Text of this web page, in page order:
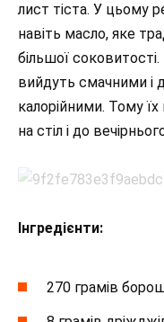
лист тіста. У цьому
навіть масло, яке
більшої
вийдуть смачними і
калорійними. Тому
на стіл і до
Інгредієнти:
270 грамів